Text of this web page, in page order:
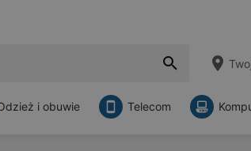
i obuwie Telecom